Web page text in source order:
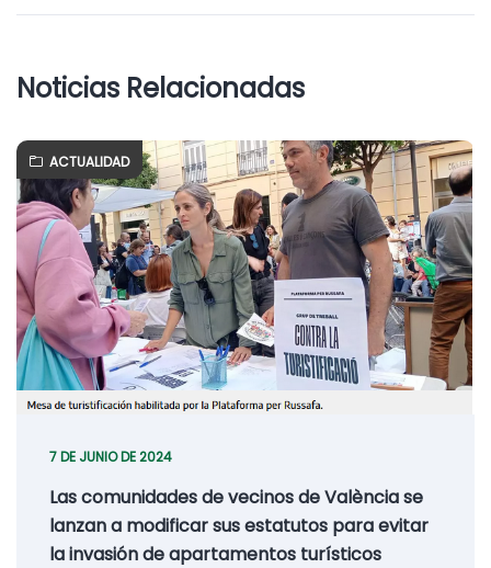
Noticias Relacionadas
ACTUALIDAD
7 DE JUNIO DE 2024
Las comunidades de vecinos de València se
lanzan a modificar sus estatutos para evitar
la invasión de apartamentos turísticos